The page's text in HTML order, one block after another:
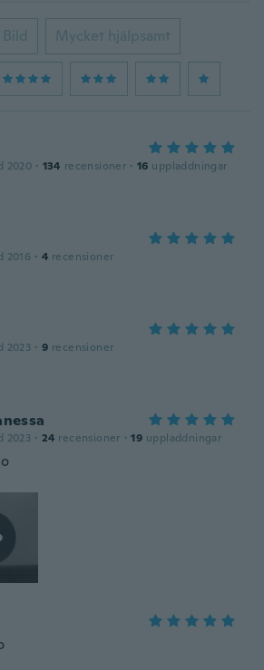
Bild Mycket hjälpsamt
2020 · 134 recensioner · 16 uppladdningar
2016 · 4 recensioner
2023 · 9 recensioner
2023 · 24 recensioner · 19 uppladdningar